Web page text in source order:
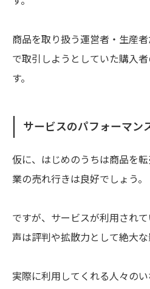
商品を取り扱う運営者・生産
で取引しようとしていた購入
す。
サービスのパフォーマン
仮に、はじめのうちは商品を
業の売れ行きは良好でしょう。
ですが、サービスが利用され
声は評判や拡散力として絶大な
実際に利用してくれる人々の